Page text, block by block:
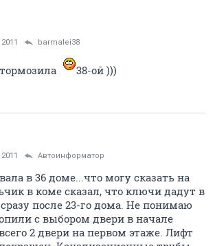
barmalei38
38-ой )))
Автоинформатор
в 36 доме...что могу сказать на
в коме сказал, что ключи дадут в
после 23-го дома. Не понимаю
с выбором двери в начале
2 двери на первом этаже. Лифт